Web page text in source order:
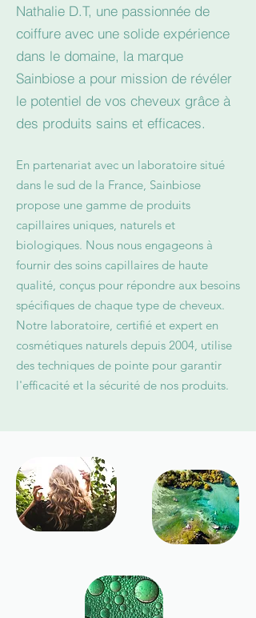
Nathalie D.T, une passionnée de
coiffure avec une solide expérience
dans le domaine, la marque
Sainbiose a pour mission de révéler
le potentiel de vos cheveux grâce à
des produits sains et efficaces.
En partenariat avec un laboratoire situé
dans le sud de la France, Sainbiose
propose une gamme de produits
capillaires uniques, naturels et
biologiques. Nous nous engageons à
fournir des soins capillaires de haute
qualité, conçus pour répondre aux besoins
spécifiques de chaque type de cheveux.
Notre laboratoire, certifié et expert en
cosmétiques naturels depuis 2004, utilise
des techniques de pointe pour garantir
l'efficacité et la sécurité de nos produits.